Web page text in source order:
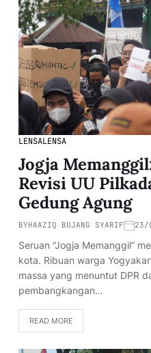
LENSALENSA
Jogja
Revisi UU
Gedung Agung
BYHAAZIQ BUJANG SYARIF 23/
Seruan “Jogja Memanggil”
kota. Ribuan warga
massa yang menuntut DPR
pembangkangan…
READ MORE